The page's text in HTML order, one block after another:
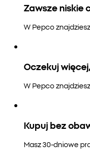
Zawsze niskie
W Pepco
Oczekuj
W Pepco
Kupuj bez
Masz 30-dniowe